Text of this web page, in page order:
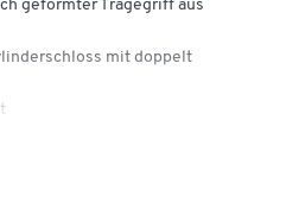
geformter Tragegriff aus
mit doppelt
beträgt 233,90 €